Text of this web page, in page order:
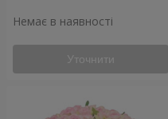
Немає в наявності
Уточнити